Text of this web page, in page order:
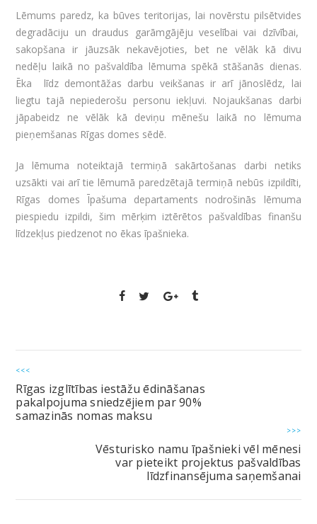
Lēmums paredz, ka būves teritorijas, lai novērstu pilsētvides
degradāciju un draudus garāmgājēju veselībai vai dzīvībai,
sakopšana ir jāuzsāk nekavējoties, bet ne vēlāk kā divu
nedēļu laikā no pašvaldība lēmuma spēkā stāšanās dienas.
Ēka līdz demontāžas darbu veikšanas ir arī jānoslēdz, lai
liegtu tajā nepiederošu personu iekļuvi. Nojaukšanas darbi
jāpabeidz ne vēlāk kā deviņu mēnešu laikā no lēmuma
pieņemšanas Rīgas domes sēdē.
Ja lēmuma noteiktajā termiņā sakārtošanas darbi netiks
uzsākti vai arī tie lēmumā paredzētajā termiņā nebūs izpildīti,
Rīgas domes Īpašuma departaments nodrošinās lēmuma
piespiedu izpildi, šim mērķim iztērētos pašvaldības finanšu
līdzekļus piedzenot no ēkas īpašnieka.
<<<
Rīgas izglītības iestāžu ēdināšanas
pakalpojuma sniedzējiem par 90%
samazinās nomas maksu
>>>
Vēsturisko namu īpašnieki vēl mēnesi
var pieteikt projektus pašvaldības
līdzfinansējuma saņemšanai